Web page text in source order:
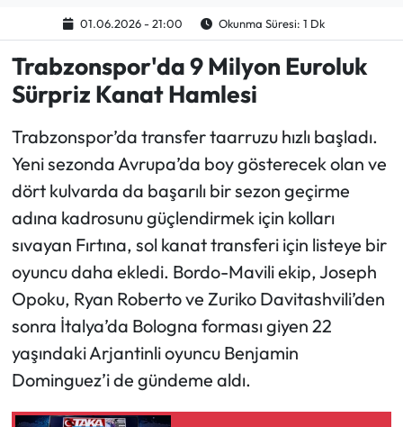
01.06.2026 - 21:00 Okunma Süresi: 1 Dk
Trabzonspor'da 9 Milyon Euroluk
Sürpriz Kanat Hamlesi
Trabzonspor’da transfer taarruzu hızlı başladı.
Yeni sezonda Avrupa’da boy gösterecek olan ve
dört kulvarda da başarılı bir sezon geçirme
adına kadrosunu güçlendirmek için kolları
sıvayan Fırtına, sol kanat transferi için listeye bir
oyuncu daha ekledi. Bordo-Mavili ekip, Joseph
Opoku, Ryan Roberto ve Zuriko Davitashvili’den
sonra İtalya’da Bologna forması giyen 22
yaşındaki Arjantinli oyuncu Benjamin
Dominguez’i de gündeme aldı.
Spor Yazıları
Mektup Galeri
Sağlık
Turizm
Teknoloji